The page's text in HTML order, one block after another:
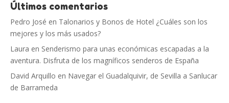
Últimos comentarios
Pedro José en Talonarios y Bonos de Hotel ¿Cuáles son los
mejores y los más usados?
Laura en Senderismo para unas económicas escapadas a la
aventura. Disfruta de los magníficos senderos de España
David Arquillo en Navegar el Guadalquivir, de Sevilla a Sanlucar
de Barrameda